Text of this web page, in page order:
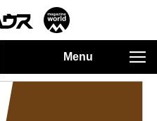
Menu